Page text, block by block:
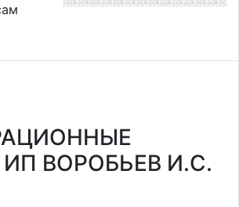
ВОРОБЬЕВ И.С.